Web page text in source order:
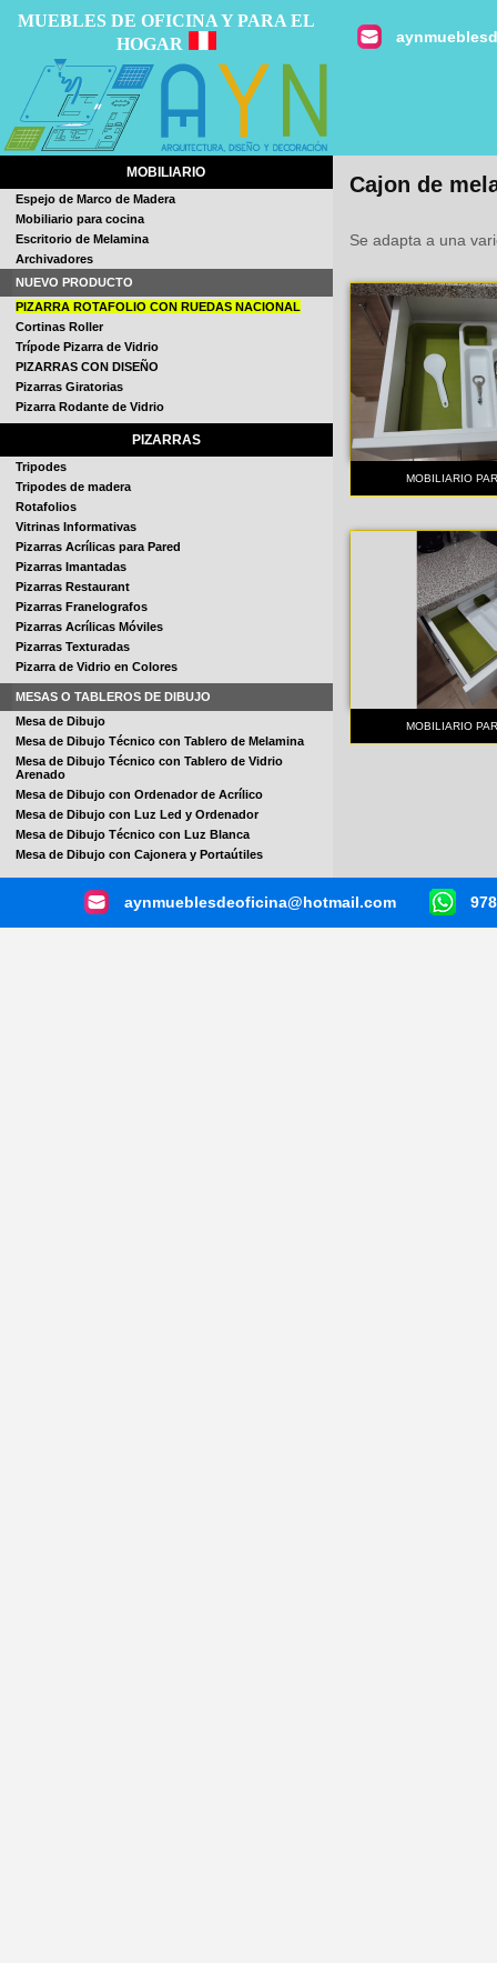
MUEBLES DE OFICINA Y PARA EL
HOGAR
MOBILIARIO
Espejo de Marco de Madera
Mobiliario para cocina
Escritorio de Melamina
Archivadores
NUEVO PRODUCTO
PIZARRA ROTAFOLIO CON RUEDAS NACIONAL
Cortinas Roller
Trípode Pizarra de Vidrio
PIZARRAS CON DISEÑO
Pizarras Giratorias
Pizarra Rodante de Vidrio
PIZARRAS
Tripodes
Tripodes de madera
Rotafolios
Vitrinas Informativas
Pizarras Acrílicas para Pared
Pizarras Imantadas
Pizarras Restaurant
Pizarras Franelografos
Pizarras Acrílicas Móviles
Pizarras Texturadas
Pizarra de Vidrio en Colores
MESAS O TABLEROS DE DIBUJO
Mesa de Dibujo
Mesa de Dibujo Técnico con Tablero de Melamina
Mesa de Dibujo Técnico con Tablero de Vidrio
Arenado
Mesa de Dibujo con Ordenador de Acrílico
Mesa de Dibujo con Luz Led y Ordenador
Mesa de Dibujo Técnico con Luz Blanca
Mesa de Dibujo con Cajonera y Portaútiles
Cajon de
Se adapta a una
MOBILIARIO
MOBILIARIO
aynmueblesdeoficina@hotmail.com